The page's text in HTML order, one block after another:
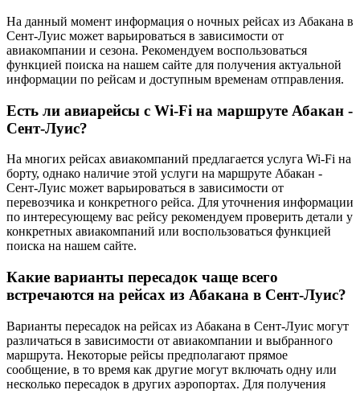
На данный момент информация о ночных рейсах из Абакана в
Сент-Луис может варьироваться в зависимости от
авиакомпании и сезона. Рекомендуем воспользоваться
функцией поиска на нашем сайте для получения актуальной
информации по рейсам и доступным временам отправления.
Есть ли авиарейсы с Wi-Fi на маршруте Абакан -
Сент-Луис?
На многих рейсах авиакомпаний предлагается услуга Wi-Fi на
борту, однако наличие этой услуги на маршруте Абакан -
Сент-Луис может варьироваться в зависимости от
перевозчика и конкретного рейса. Для уточнения информации
по интересующему вас рейсу рекомендуем проверить детали у
конкретных авиакомпаний или воспользоваться функцией
поиска на нашем сайте.
Какие варианты пересадок чаще всего
встречаются на рейсах из Абакана в Сент-Луис?
Варианты пересадок на рейсах из Абакана в Сент-Луис могут
различаться в зависимости от авиакомпании и выбранного
маршрута. Некоторые рейсы предполагают прямое
сообщение, в то время как другие могут включать одну или
несколько пересадок в других аэропортах. Для получения